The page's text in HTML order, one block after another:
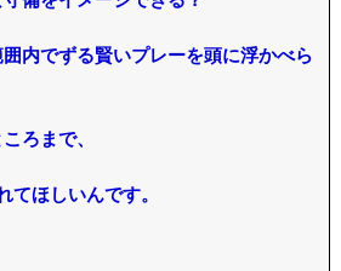
内でずる賢いプレーを頭に浮かべら
ろまで、
ほしいんです。